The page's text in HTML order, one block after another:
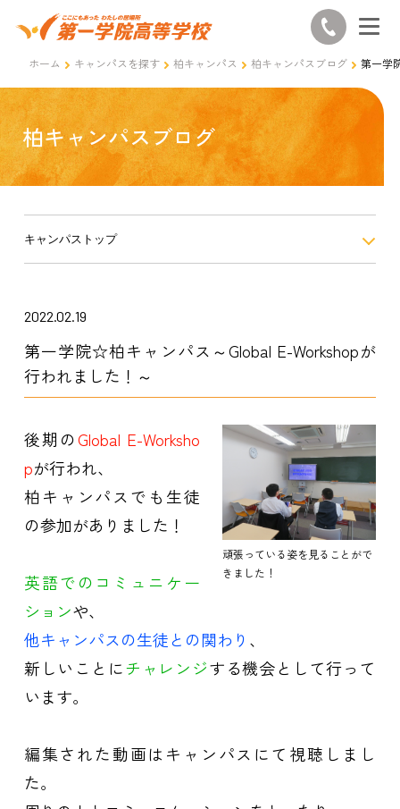
ホーム キャンパスを探す 柏キャンパス 柏キャンパスブログ 第一学
柏キャンパスブログ
キャンパストップ
2022.02.19
第一学院☆柏キャンパス～Global E-Workshopが
行われました！～
頑張っている姿を見ることがで
きました！
後期のGlobal E-Worksho
pが行われ、
柏キャンパスでも生徒
の参加がありました！
英語でのコミュニケー
ションや、
他キャンパスの生徒との関わり 、
新しいことにチャレンジする機会として行って
います。
編集された動画はキャンパスにて視聴しまし
た。